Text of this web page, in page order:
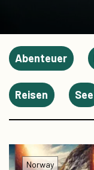
Abenteuer
Reisen See
Norway